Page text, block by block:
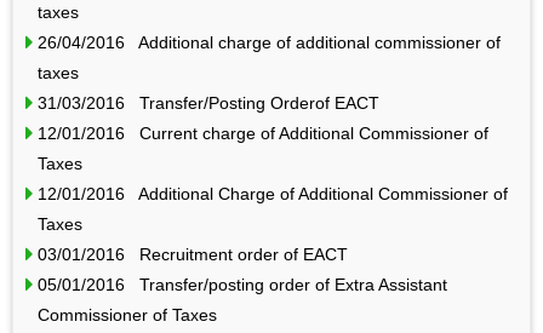
taxes
26/04/2016 Additional charge of additional commissioner of
taxes
31/03/2016 Transfer/Posting Orderof EACT
12/01/2016 Current charge of Additional Commissioner of
Taxes
12/01/2016 Additional Charge of Additional Commissioner of
Taxes
03/01/2016 Recruitment order of EACT
05/01/2016 Transfer/posting order of Extra Assistant
Commissioner of Taxes